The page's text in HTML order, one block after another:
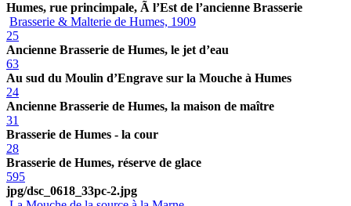
Humes, rue princimpale, Ã l’Est de l’ancienne Brasserie
Brasserie & Malterie de Humes, 1909
25
Ancienne Brasserie de Humes, le jet d’eau
63
Au sud du Moulin d’Engrave sur la Mouche à Humes
24
Ancienne Brasserie de Humes, la maison de maître
31
Brasserie de Humes - la cour
28
Brasserie de Humes, réserve de glace
595
jpg/dsc_0618_33pc-2.jpg